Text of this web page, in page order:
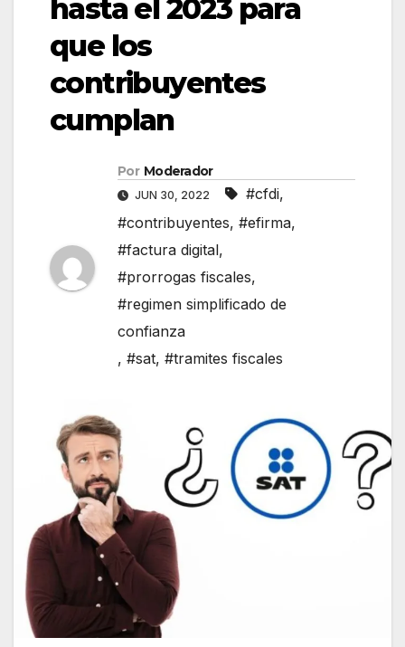
hasta el 2023 para
que los
contribuyentes
cumplan
Por Moderador
JUN 30, 2022 #cfdi,
#contribuyentes, #efirma,
#factura digital,
#prorrogas fiscales,
#regimen simplificado de
confianza
, #sat, #tramites fiscales